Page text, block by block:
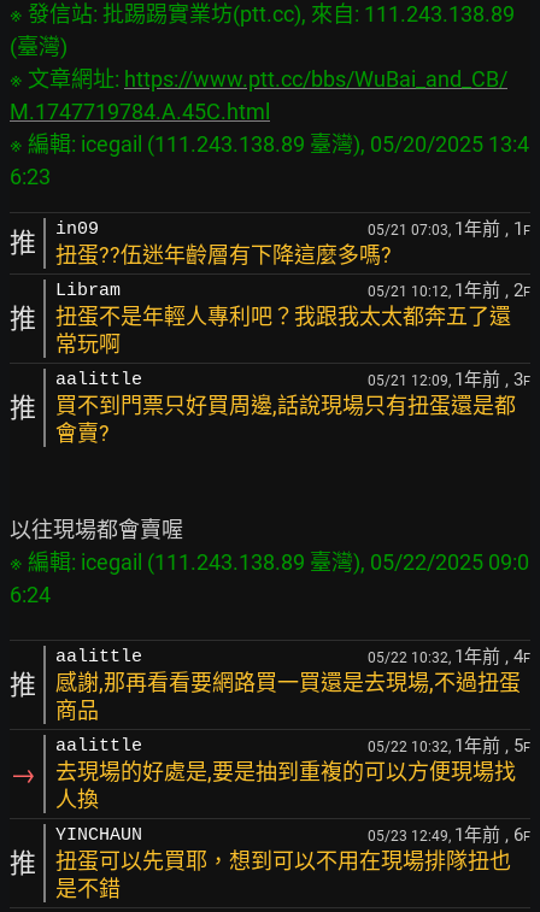
※ 發信站: 批踢踢實業坊(ptt.cc), 來自: 111.243.138.89
(臺灣)
※ 文章網址: https://www.ptt.cc/bbs/WuBai_and_CB/
M.1747719784.A.45C.html
※ 編輯: icegail (111.243.138.89 臺灣), 05/20/2025 13:4
推 in09 05/21 07:03, 1年前 , 1 F
扭蛋??伍迷年齡層有下降這麼多嗎?
推
Libram 05/21 10:12, 1年前 , 2F
扭蛋不是年輕人專利吧？我跟我太太都奔五了還
常玩啊
推
aalittle 05/21 12:09, 1年前 , 3F
買不到門票只好買周邊,話說現場只有扭蛋還是都
會賣?
※ 編輯: icegail (111.243.138.89 臺灣), 05/22/2025 09:0
推
aalittle 05/22 10:32, 1年前 , 4F
感謝,那再看看要網路買一買還是去現場,不過扭蛋
商品
→
aalittle 05/22 10:32, 1年前 , 5F
去現場的好處是,要是抽到重複的可以方便現場找
人換
推
YINCHAUN 05/23 12:49, 1年前 , 6F
扭蛋可以先買耶，想到可以不用在現場排隊扭也
是不錯